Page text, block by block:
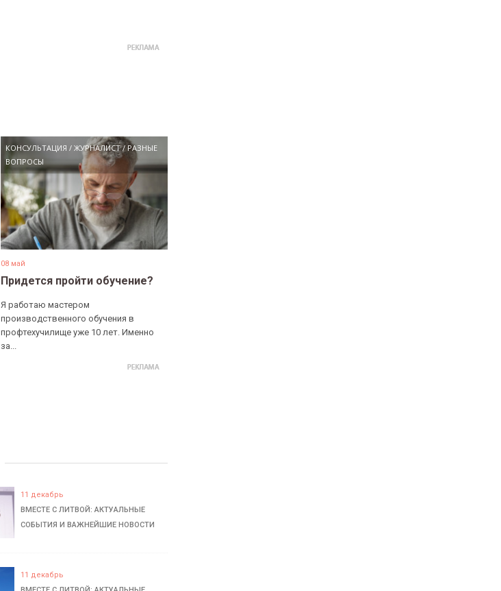
КОНСУЛЬТАЦИЯ /ЖУРНАЛИСТ/ РАЗНЫЕ
ВОПРОСЫ
08 май
Придется пройти обучение?
Я работаю мастером
производственного обучения в
профтехучилище уже 10 лет. Именно
за...
11 декабрь
ВМЕСТЕ С ЛИТВОЙ: АКТУАЛЬНЫЕ
СОБЫТИЯ И ВАЖНЕЙШИЕ НОВОСТИ
11 декабрь